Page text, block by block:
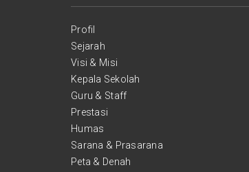
Profil
Sejarah
Visi & Misi
Kepala Sekolah
Guru & Staff
Prestasi
Humas
Sarana & Prasarana
Peta & Denah